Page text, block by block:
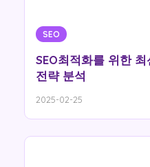
SEO
SEO최적화를 위한
전략 분석
2025-02-25